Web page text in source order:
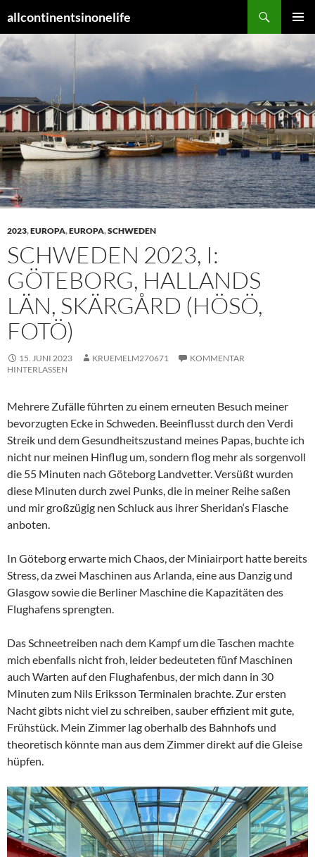
Inhalt
springen
allcontinentsinonelife
2023,EUROPA,EUROPA,SCHWEDEN
SCHWEDEN 2023, I:
GÖTEBORG, HALLANDS
LÄN, SKÄRGÅRD (HÖSÖ,
FOTÖ)
15. JUNI 2023 KRUEMELM270671
KOMMENTAR
HINTERLASSEN
Mehrere Zufälle führten zu einem erneuten Besuch meiner
bevorzugten Ecke in Schweden. Beeinflusst durch den Verdi
Streik und dem Gesundheitszustand meines Papas, buchte ich
nicht nur meinen Hinflug um, sondern flog mehr als sorgenvoll
die 55 Minuten nach Göteborg Landvetter. Versüßt wurden
diese Minuten durch zwei Punks, die in meiner Reihe saßen
und mir großzügig nen Schluck aus ihrer Sheridan‘s Flasche
anboten.
In Göteborg erwarte mich Chaos, der Miniairport hatte bereits
Stress, da zwei Maschinen aus Arlanda, eine aus Danzig und
Glasgow sowie die Berliner Maschine die Kapazitäten des
Flughafens sprengten.
Das Schneetreiben nach dem Kampf um die Taschen machte
mich ebenfalls nicht froh, leider bedeuteten fünf Maschinen
auch Warten auf den Flughafenbus, der mich dann in 30
Minuten zum Nils Eriksson Terminalen brachte. Zur ersten
Nacht gibts nicht viel zu schreiben, sauber effizient mit gute,
Frühstück. Mein Zimmer lag oberhalb des Bahnhofs und
theoretisch könnte man aus dem Zimmer direkt auf die Gleise
hüpfen.